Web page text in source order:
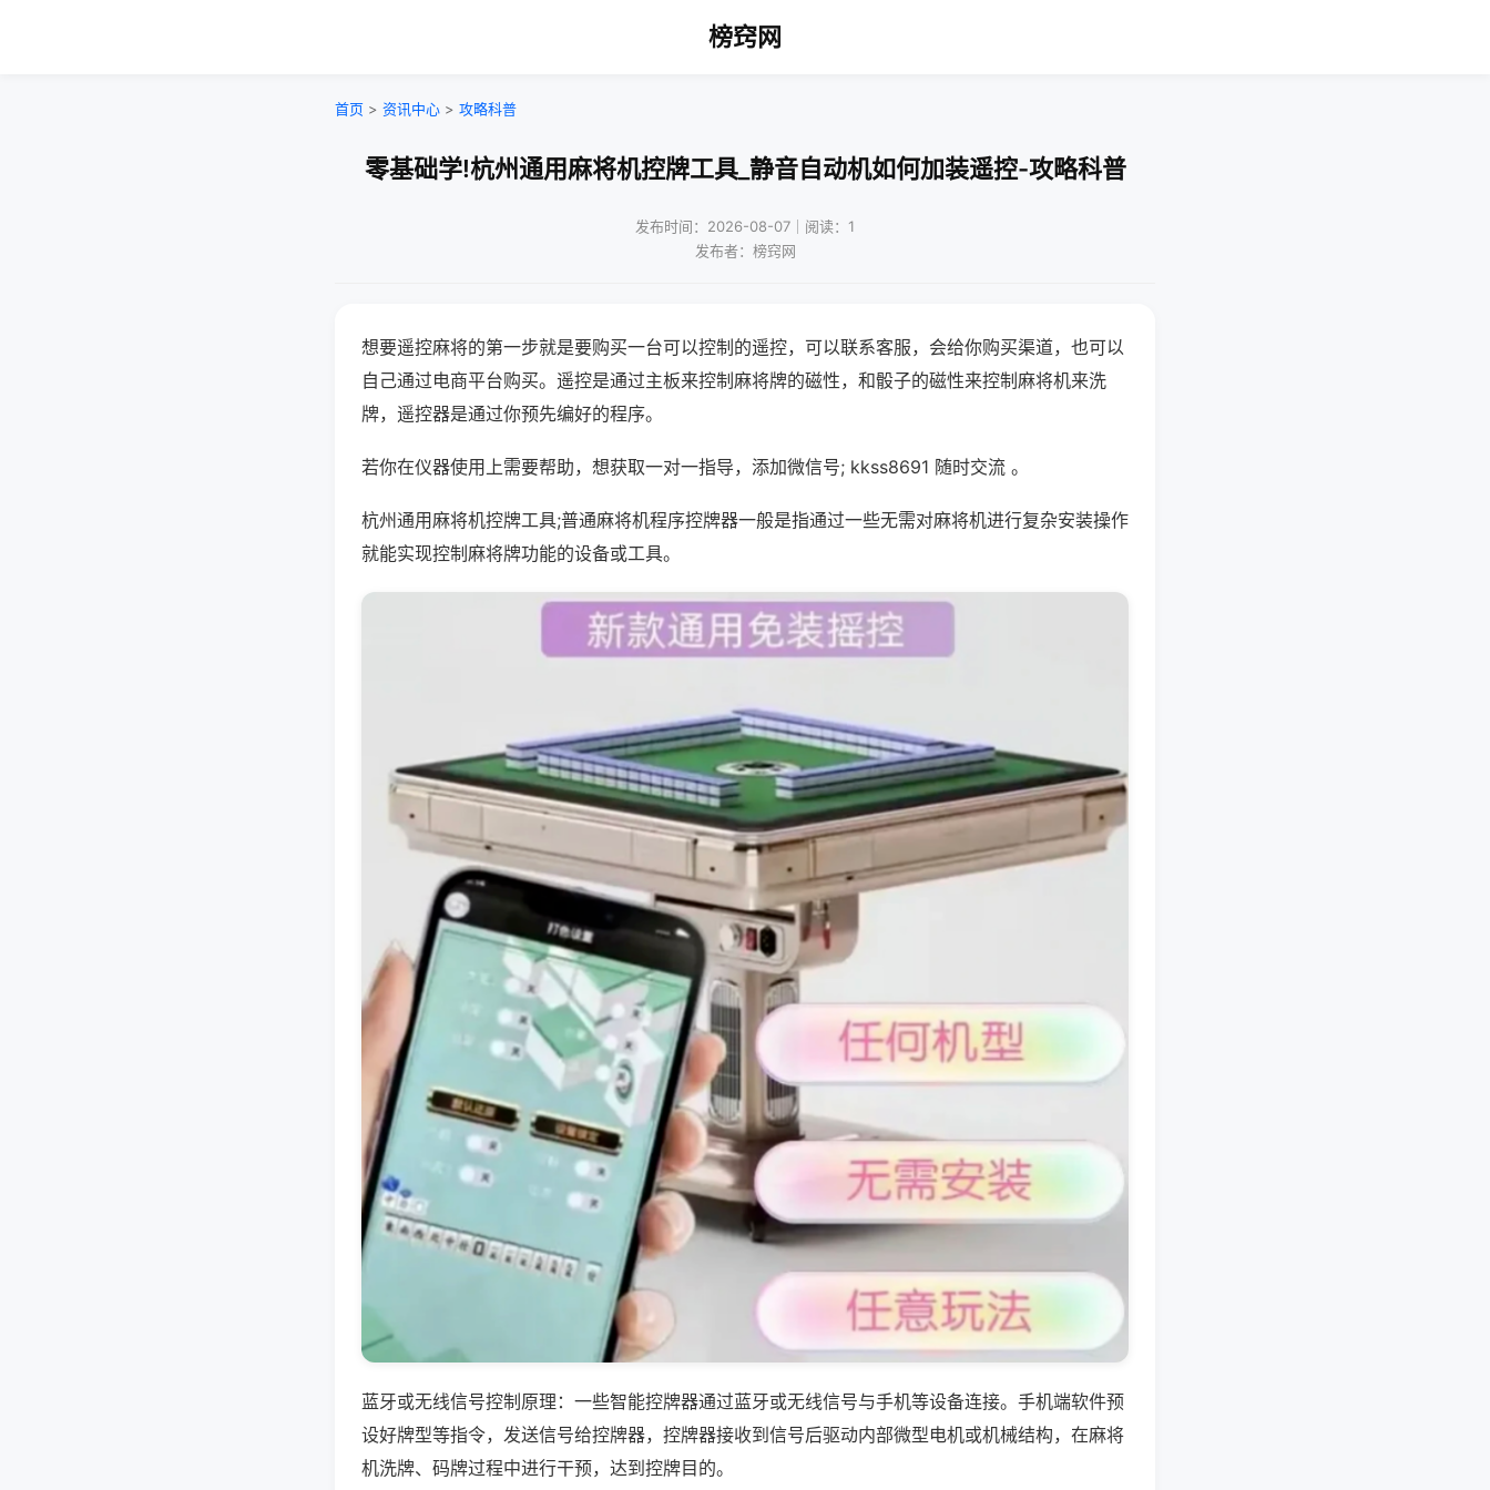
榜窍网
首页 > 资讯中心 > 攻略科普
零基础学!杭州通用麻将机控牌工具_静音自动机如何加装遥控-攻略科普
发布时间：2026-08-07｜阅读：1
发布者：榜窍网
想要遥控麻将的第一步就是要购买一台可以控制的遥控，可以联系客服，会给你购买渠道，也可以
自己通过电商平台购买。遥控是通过主板来控制麻将牌的磁性，和骰子的磁性来控制麻将机来洗
牌，遥控器是通过你预先编好的程序。
若你在仪器使用上需要帮助，想获取一对一指导，添加微信号; kkss8691 随时交流 。
杭州通用麻将机控牌工具;普通麻将机程序控牌器一般是指通过一些无需对麻将机进行复杂安装操作
就能实现控制麻将牌功能的设备或工具。
蓝牙或无线信号控制原理：一些智能控牌器通过蓝牙或无线信号与手机等设备连接。手机端软件预
设好牌型等指令，发送信号给控牌器，控牌器接收到信号后驱动内部微型电机或机械结构，在麻将
机洗牌、码牌过程中进行干预，达到控牌目的。